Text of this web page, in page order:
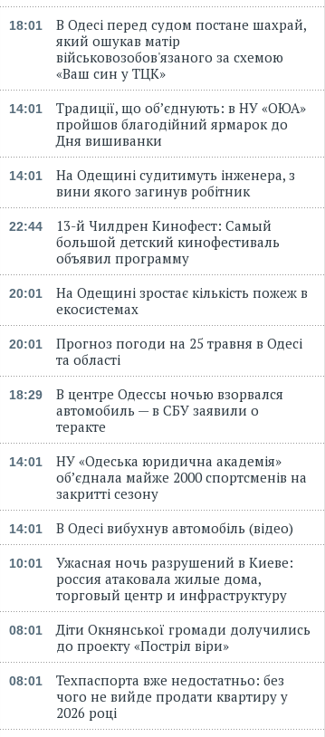
18:01
В Одесі перед судом постане шахрай,
який ошукав матір
військовозобов'язаного за схемою
«Ваш син у ТЦК»
14:01
Традиції, що об’єднують: в НУ «ОЮА»
пройшов благодійний ярмарок до
Дня вишиванки
14:01
На Одещині судитимуть інженера, з
вини якого загинув робітник
22:44
13-й Чилдрен Кинофест: Самый
большой детский кинофестиваль
объявил программу
20:01
На Одещині зростає кількість пожеж в
екосистемах
20:01
Прогноз погоди на 25 травня в Одесі
та області
18:29
В центре Одессы ночью взорвался
автомобиль — в СБУ заявили о
теракте
14:01
НУ «Одеська юридична академія»
об’єднала майже 2000 спортсменів на
закритті сезону
14:01 В Одесі вибухнув автомобіль (відео)
10:01
Ужасная ночь разрушений в Киеве:
россия атаковала жилые дома,
торговый центр и инфраструктуру
08:01
Діти Окнянської громади долучились
до проекту «Постріл віри»
08:01
Техпаспорта вже недостатньо: без
чого не вийде продати квартиру у
2026 році